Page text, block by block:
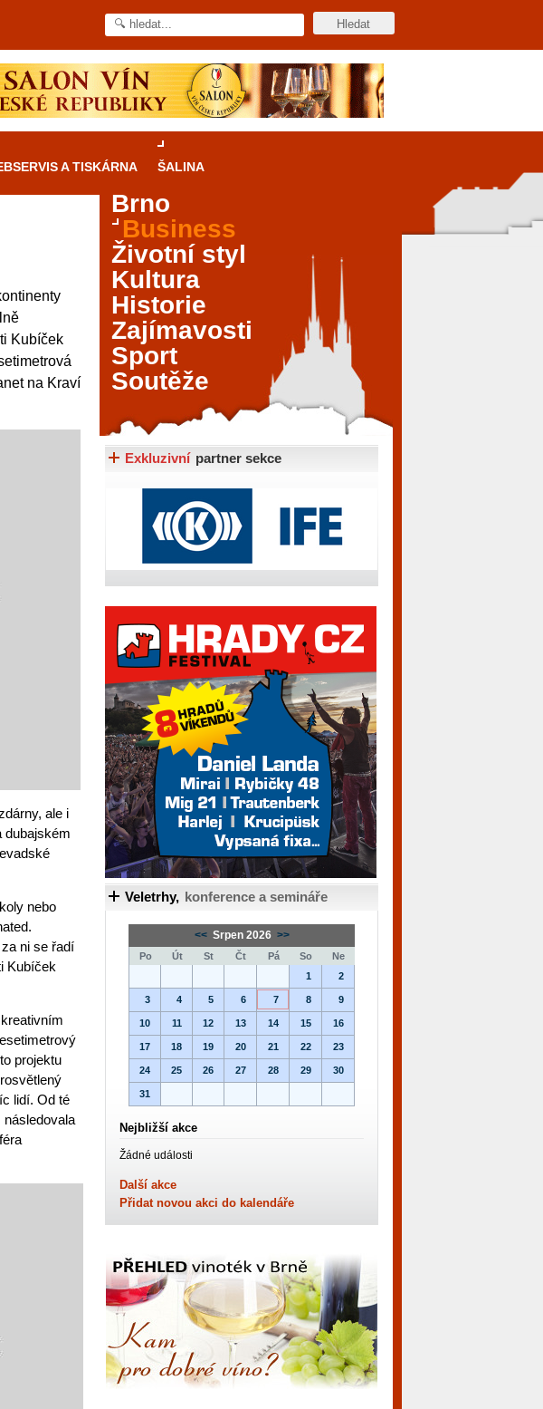
A TISKÁRNA ŠALINA
Kubíček
na Kraví
ale i
dubajském
nebo
ni se řadí
Kubíček
projektu
lidí. Od té
Od
skvělé
je ale také
vyzkoušet
moravské
od klasické
pravidelné
Brno
Business
Životní styl
Kultura
Historie
Zajímavosti
Sport
Soutěže
Exkluzivní partner sekce
Veletrhy, konference a semináře
<< Srpen 2026 >>
Po Út St Čt Pá So
Ne
1
2
3 4 5 6 7 8 9
10 11 12 13 14 15 16
17 18 19 20 21 22 23
24 25 26 27 28 29 30
31
Nejbližší akce
Žádné události
Další akce
Přidat novou akci do kalendáře